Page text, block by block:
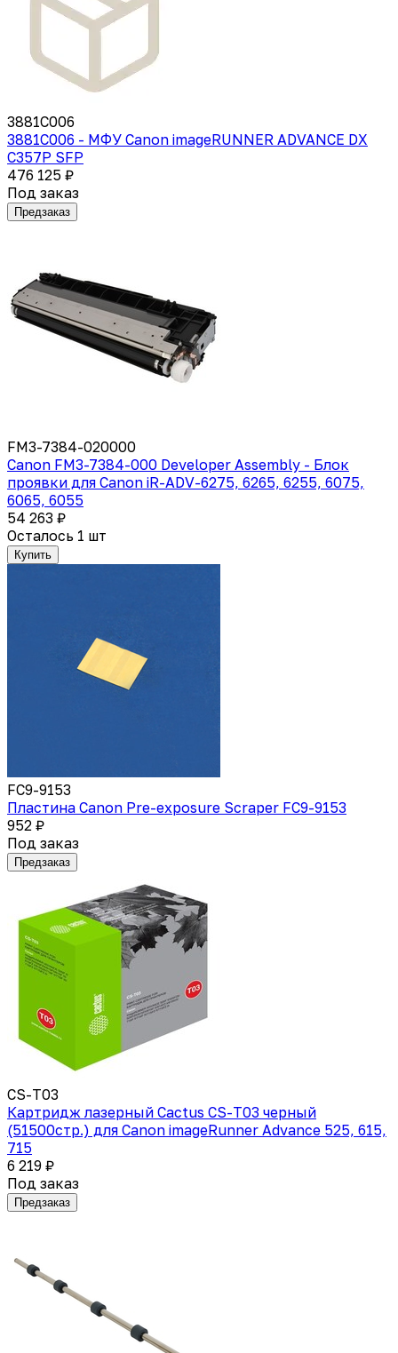
3881C006
3881C006 - МФУ Canon imageRUNNER ADVANCE DX
C357P SFP
476 125 ₽
Под заказ
Предзаказ
FM3-7384-020000
Canon FM3-7384-000 Developer Assembly - Блок
проявки для Canon iR-ADV-6275, 6265, 6255, 6075,
6065, 6055
54 263 ₽
Осталось 1 шт
Купить
FC9-9153
Пластина Canon Pre-exposure Scraper FC9-9153
952 ₽
Под заказ
Предзаказ
CS-T03
Картридж лазерный Cactus CS-T03 черный
(51500стр.) для Canon imageRunner Advance 525, 615,
715
6 219 ₽
Под заказ
Предзаказ